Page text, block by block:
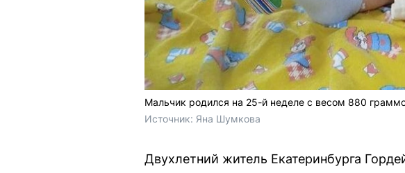
Мальчик родился на 25-й неделе с весом 880
Источник: Яна Шумкова
Двухлетний житель Екатеринбурга